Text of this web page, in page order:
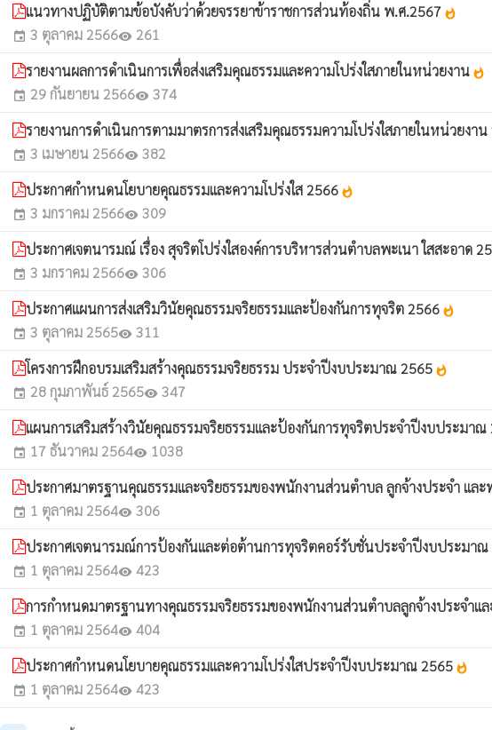
แนวทางปฏิบัติตามข้อบังคับว่าด้วยจรรยาข้าราชการส่วนท้องถิ่น พ.ศ.2567 whatshot
event 3 ตุลาคม 2566visibility 261
รายงานผลการดำเนินการเพื่อส่งเสริมคุณธรรมและความโปร่งใสภายในหน่วยงาน whatshot
event 29 กันยายน 2566visibility 374
รายงานการดำเนินการตามมาตรการส่งเสริมคุณธรรมความโปร่งใสภายในหน่วยง
event 3 เมษายน 2566visibility 382
ประกาศกำหนดนโยบายคุณธรรมและความโปร่งใส 2566 whatshot
event 3 มกราคม 2566visibility 309
ประกาศเจตนารมณ์ เรื่อง สุจริตโปร่งใสองค์การบริหารส่วนตำบลพะเนา ใสสะอา
event 3 มกราคม 2566visibility 306
ประกาศแผนการส่งเสริมวินัยคุณธรรมจริยธรรมและป้องกันการทุจริต 2566 whatshot
event 3 ตุลาคม 2565visibility 311
โครงการฝึกอบรมเสริมสร้างคุณธรรมจริยธรรม ประจำปีงบประมาณ 2565 whatshot
event 28 กุมภาพันธ์ 2565visibility 347
แผนการเสริมสร้างวินัยคุณธรรมจริยธรรมและป้องกันการทุจริตประจำปีงบประมาณ
event 17 ธันวาคม 2564visibility 1038
ประกาศมาตรฐานคุณธรรมและจริยธรรมของพนักงานส่วนตำบล ลูกจ้างประจำ แล
event 1 ตุลาคม 2564visibility 306
ประกาศเจตนารมณ์การป้องกันและต่อต้านการทุจริตคอร์รับชั่นประจำปีงบประมาณ
event 1 ตุลาคม 2564visibility 423
การกำหนดมาตรฐานทางคุณธรรมจริยธรรมของพนักงานส่วนตำบลลูกจ้างประจำแ
event 1 ตุลาคม 2564visibility 404
ประกาศกำหนดนโยบายคุณธรรมและความโปร่งใสประจำปีงบประมาณ 2565 whatshot
event 1 ตุลาคม 2564visibility 423